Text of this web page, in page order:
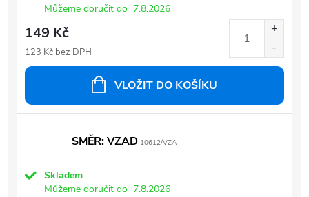
Můžeme doručit do 7.8.2026
149 Kč
123 Kč bez DPH
VLOŽIT DO KOŠÍKU
SMĚR: VZAD 10612/VZA
Skladem
Můžeme doručit do 7.8.2026